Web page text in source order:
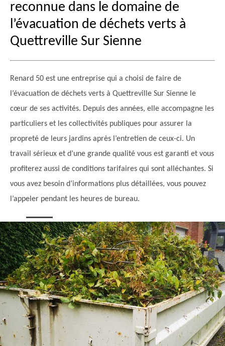
reconnue dans le domaine de
l’évacuation de déchets verts à
Quettreville Sur Sienne
Renard 50 est une entreprise qui a choisi de faire de
l’évacuation de déchets verts à Quettreville Sur Sienne le
cœur de ses activités. Depuis des années, elle accompagne les
particuliers et les collectivités publiques pour assurer la
propreté de leurs jardins après l’entretien de ceux-ci. Un
travail sérieux et d’une grande qualité vous est garanti et vous
profiterez aussi de conditions tarifaires qui sont alléchantes. Si
vous avez besoin d’informations plus détaillées, vous pouvez
l’appeler pendant les heures de bureau.